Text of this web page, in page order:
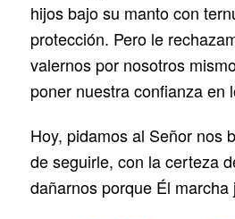
hijos bajo su manto con
protección. Pero le
valernos por nosotros
poner nuestra confianza en
Hoy, pidamos al Señor nos
de seguirle, con la certeza
dañarnos porque Él